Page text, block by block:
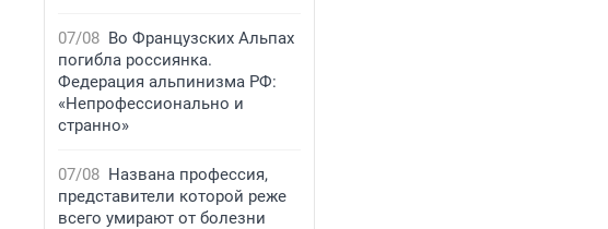
07/08 Во Французских Альпах
погибла россиянка.
Федерация альпинизма РФ:
«Непрофессионально и
странно»
07/08 Названа профессия,
представители которой реже
всего умирают от болезни